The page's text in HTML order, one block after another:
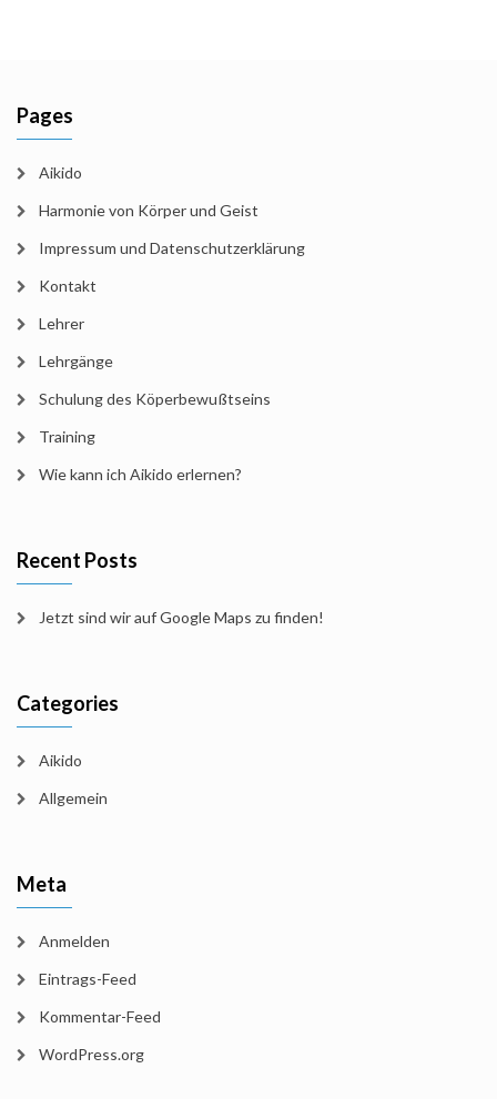
Pages
Aikido
Harmonie von Körper und Geist
Impressum und Datenschutzerklärung
Kontakt
Lehrer
Lehrgänge
Schulung des Köperbewußtseins
Training
Wie kann ich Aikido erlernen?
Recent Posts
Jetzt sind wir auf Google Maps zu finden!
Categories
Aikido
Allgemein
Meta
Anmelden
Eintrags-Feed
Kommentar-Feed
WordPress.org